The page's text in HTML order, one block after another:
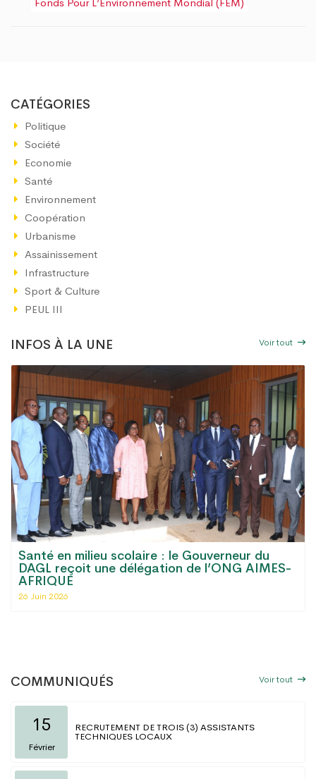
CATÉGORIES
Politique
Société
Economie
Santé
Environnement
Coopération
Urbanisme
Assainissement
Infrastructure
Sport & Culture
PEUL III
INFOS À LA UNE Voir tout
Santé en milieu scolaire : le Gouverneur du
DAGL reçoit une délégation de l’ONG AIMES-
AFRIQUE
26 Juin 2026
COMMUNIQUÉS Voir tout
15
Février
RECRUTEMENT DE TROIS (3) ASSISTANTS
TECHNIQUES LOCAUX